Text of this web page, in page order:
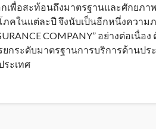
กเพื่อสะท้อนถึงมาตรฐานและศักยภ
ภคในแต่ละปี จึงนับเป็นอีกหนึ่งความ
COMPANY” อย่างต่อเนื่
ยกระดับมาตรฐานการบริการด้านป
ระเทศ